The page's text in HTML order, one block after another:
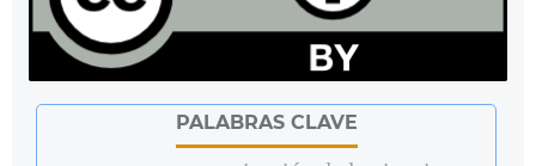
PALABRAS CLAVE